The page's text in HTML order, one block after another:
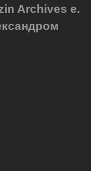
Archives e.